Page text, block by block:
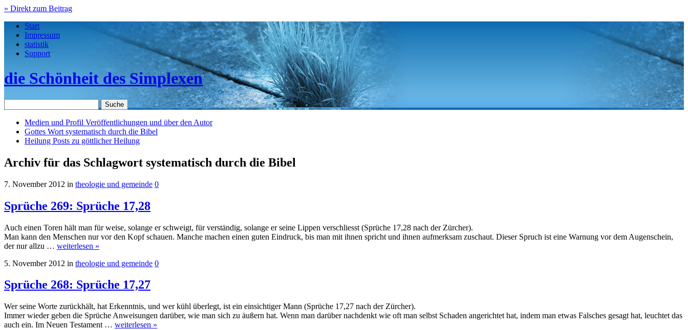
» Direkt zum Beitrag
Start
Impressum
statistik
Support
die Schönheit des Simplexen
Medien und Profil Veröffentlichungen und über den Autor
Gottes Wort systematisch durch die Bibel
Heilung Posts zu göttlicher Heilung
Archiv für das Schlagwort systematisch durch die Bibel
7. November 2012 in theologie und gemeinde 0
Sprüche 269: Sprüche 17,28
Auch einen Toren hält man für weise, solange er schweigt, für verständig, solange er seine Lippen verschliesst (Sprüche 17,28 nach der Zürcher).
Man kann den Menschen nur vor den Kopf schauen. Manche machen einen guten Eindruck, bis man mit ihnen spricht und ihnen aufmerksam zuschaut. Dieser Spruch ist eine Warnung vor dem Augenschein,
der nur allzu … weiterlesen »
5. November 2012 in theologie und gemeinde 0
Sprüche 268: Sprüche 17,27
Wer seine Worte zurückhält, hat Erkenntnis, und wer kühl überlegt, ist ein einsichtiger Mann (Sprüche 17,27 nach der Zürcher).
Immer wieder geben die Sprüche Anweisungen darüber, wie man sich zu äußern hat. Wenn man darüber nachdenkt wie oft man selbst Schaden angerichtet hat, indem man etwas Falsches gesagt hat, leuchtet das
auch ein. Im Neuen Testament … weiterlesen »